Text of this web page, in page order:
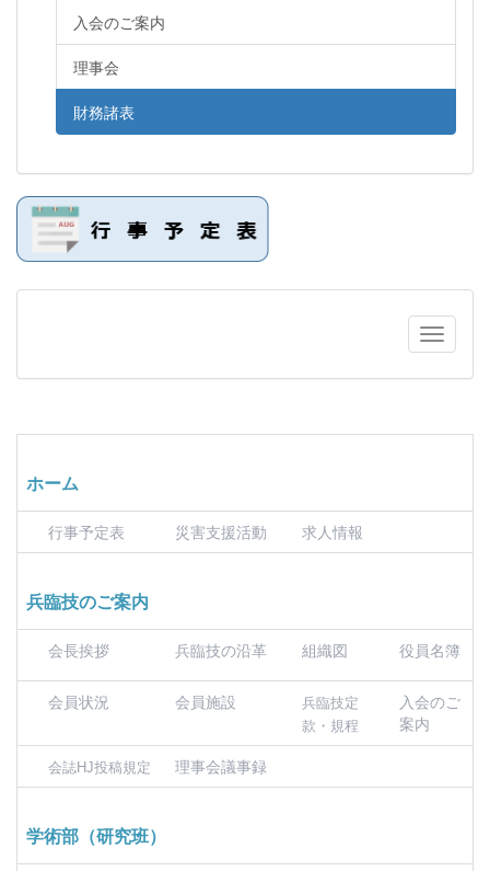
入会のご案内
理事会
財務諸表
ホーム
行事予定表 災害支援活動 求人情報
兵臨技のご案内
会長挨拶 兵臨技の沿革 組織図 役員名簿
会員状況 会員施設
兵臨技定
款・規程
入会のご
案内
会誌HJ投稿規定 理事会議事録
学術部（研究班）